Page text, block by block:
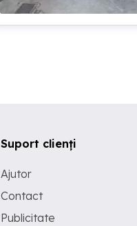
Suport clienți
Ajutor
Contact
Publicitate